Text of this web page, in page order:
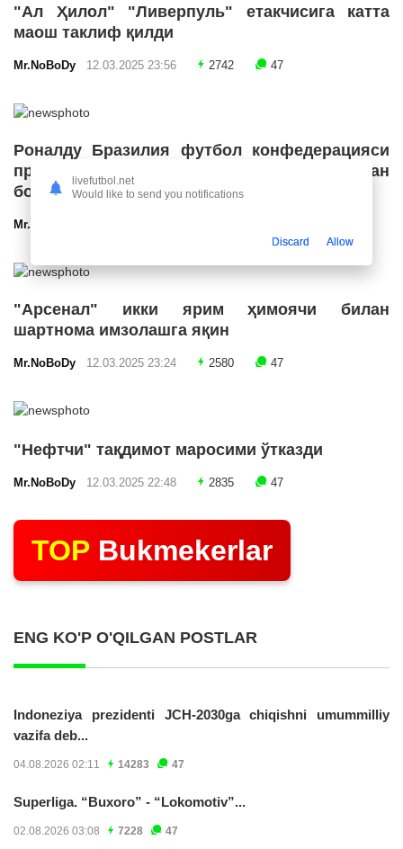
"Ал Ҳилол" "Ливерпуль" етакчисига катта
маош таклиф қилди
Mr.NoBoDy 12.03.2025 23:56 2742 47
Роналду Бразилия футбол конфедерацияси
президенти лавозимига номзодини қўйишдан
бош тортди
Mr.NoBoDy
"Арсенал" икки ярим ҳимоячи билан
шартнома имзолашга яқин
Mr.NoBoDy 12.03.2025 23:24 2580 47
"Нефтчи" тақдимот маросими ўтказди
Mr.NoBoDy 12.03.2025 22:48 2835 47
TOP Bukmekerlar
ENG KO'P O'QILGAN POSTLAR
Indoneziya prezidenti JCH-2030ga chiqishni umummilliy
vazifa deb...
04.08.2026 02:11 14283 47
Superliga. “Buxoro” - “Lokomotiv”...
02.08.2026 03:08 7228 47
livefutbol.net
Would like to send you notifications
Discard Allow